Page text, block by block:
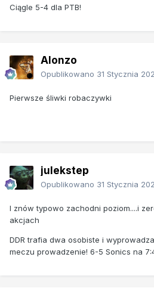
Ciągle 5-4 dla PTB!
Alonzo
Opublikowano 31 Stycznia
Pierwsze śliwki robaczywki
julekstep
Opublikowano 31 Stycznia
I znów typowo zachodni poziom....i
akcjach
DDR trafia dwa osobiste i
meczu prowadzenie! 6-5 Sonics na